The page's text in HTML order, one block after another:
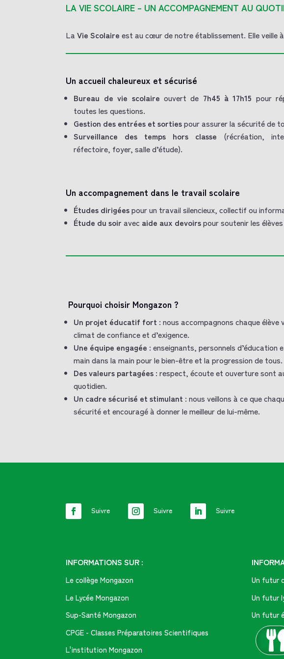
LA VIE SCOLAIRE – UN ACCOMPAGNEMENT AU
LaVie Scolaire est au cœur de notre établissement. Elle veille
Un accueil chaleureux et sécurisé
Bureau de vie scolaire ouvert de 7h45 à 17h15 pour
toutes les questions.
Gestion des entrées et sortiespour assurer la sécurité de
Surveillance des temps hors classe (récréation,
réfectoire, foyer, salle d’étude).
Un accompagnement dans le travail scolaire
Études dirigéespour un travail silencieux, collectif ou
Étude du soir avec aide aux devoirspour soutenir les
Pourquoi choisir Mongazon ?
Un projet éducatif fort : nous accompagnons chaque élève
climat de confiance et d’exigence.
Une équipe engagée : enseignants, personnels d’éducation
main dans la main pour le bien-être et la progression de tous.
Des valeurs partagées : respect, écoute et ouverture sont
quotidien.
Un cadre sécurisé et stimulant : nous veillons à ce que
sécurité et encouragé à donner le meilleur de lui-même.
Suivre Suivre Suivre
INFORMATIONS SUR :
Le collège Mongazon
Le Lycée Mongazon
Sup-Santé Mongazon
CPGE - Classes Préparatoires Scientifiques
L'institution Mongazon
Un futur
Un futur
Un futur
